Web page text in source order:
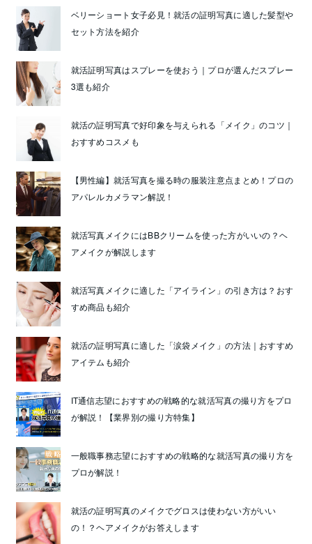
ベリーショート女子必見！就活の証明写真に適した髪型や
セット方法を紹介
就活証明写真はスプレーを使おう｜プロが選んだスプレー
3選も紹介
就活の証明写真で好印象を与えられる「メイク」のコツ｜
おすすめコスメも
【男性編】就活写真を撮る時の服装注意点まとめ！プロの
アパレルカメラマン解説！
就活写真メイクにはBBクリームを使った方がいいの？ヘ
アメイクが解説します
就活写真メイクに適した「アイライン」の引き方は？おす
すめ商品も紹介
就活の証明写真に適した「涙袋メイク」の方法｜おすすめ
アイテムも紹介
IT通信志望におすすめの戦略的な就活写真の撮り方をプロ
が解説！【業界別の撮り方特集】
一般職事務志望におすすめの戦略的な就活写真の撮り方を
プロが解説！
就活の証明写真のメイクでグロスは使わない方がいい
の！？ヘアメイクがお答えします